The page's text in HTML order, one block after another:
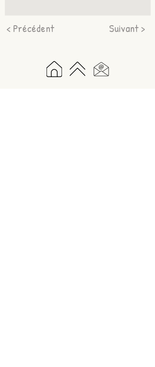
< Précédent Suivant >